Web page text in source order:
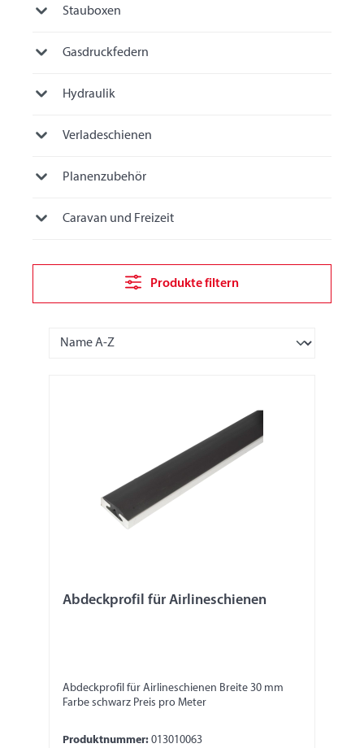
Stauboxen
Gasdruckfedern
Hydraulik
Verladeschienen
Planenzubehör
Caravan und Freizeit
Produkte filtern
Abdeckprofil für Airlineschienen
Abdeckprofil für Airlineschienen Breite 30 mm
Farbe schwarz Preis pro Meter
Produktnummer: 013010063